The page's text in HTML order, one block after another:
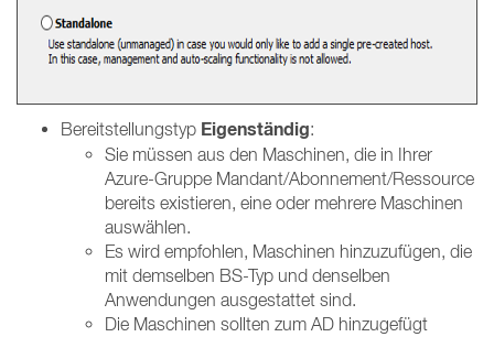
Bereitstellungstyp Eigenständig:
Sie müssen aus den Maschinen, die in Ihrer
Azure-Gruppe Mandant/Abonnement/Ressource
bereits existieren, eine oder mehrere Maschinen
auswählen.
Es wird empfohlen, Maschinen hinzuzufügen, die
mit demselben BS-Typ und denselben
Anwendungen ausgestattet sind.
Die Maschinen sollten zum AD hinzugefügt